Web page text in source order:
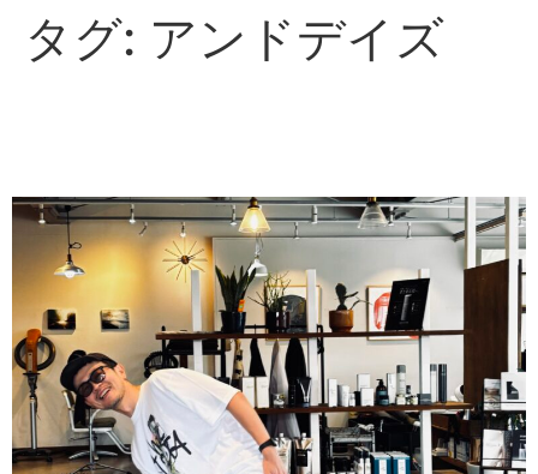
タグ: アンドデイズ